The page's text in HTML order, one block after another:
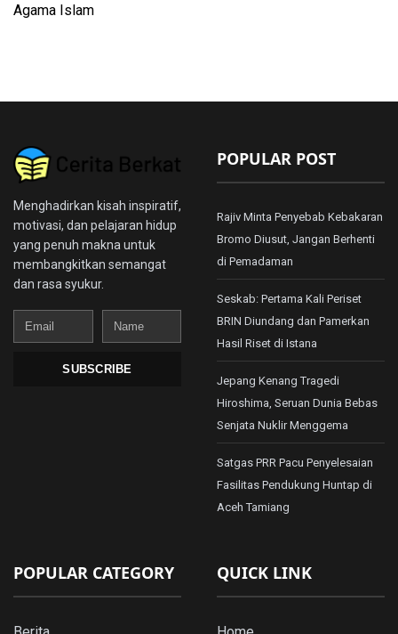
Agama Islam
Menghadirkan kisah inspiratif,
motivasi, dan pelajaran hidup
yang penuh makna untuk
membangkitkan semangat
dan rasa syukur.
Email
Name
SUBSCRIBE
POPULAR POST
Rajiv Minta Penyebab Kebakaran
Bromo Diusut, Jangan Berhenti
di Pemadaman
Seskab: Pertama Kali Periset
BRIN Diundang dan Pamerkan
Hasil Riset di Istana
Jepang Kenang Tragedi
Hiroshima, Seruan Dunia Bebas
Senjata Nuklir Menggema
Satgas PRR Pacu Penyelesaian
Fasilitas Pendukung Huntap di
Aceh Tamiang
POPULAR CATEGORY QUICK LINK